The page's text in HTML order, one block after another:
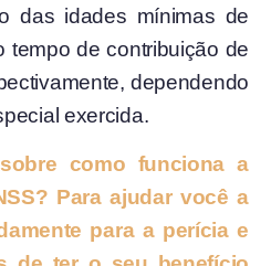
das idades mínimas de
tempo de contribuição de
dependendo
exercida.
como funciona a
Para ajudar você a
para a perícia e